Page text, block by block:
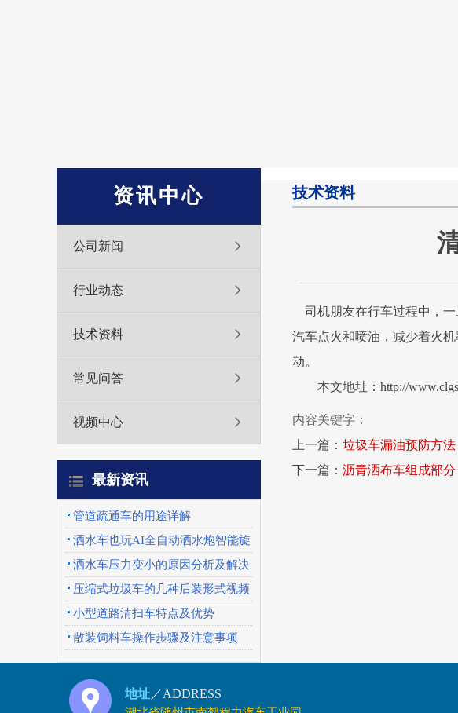
资讯中心
公司新闻
行业动态
技术资料
常见问答
视频中心
最新资讯
管道疏通车的用途详解
洒水车也玩AI全自动洒水炮智能旋
转喷头优势特点
洒水车压力变小的原因分析及解决
办法
压缩式垃圾车的几种后装形式视频
展示
小型道路清扫车特点及优势
散装饲料车操作步骤及注意事项
技术资料
司机朋友在行车过程中，一
汽车点火和喷油，减少着火
动。
本文地址：http://
内容关键字：
上一篇： 垃圾车漏油预防方法
下一篇： 沥青洒布车组成部分
地址 ／ADDRESS